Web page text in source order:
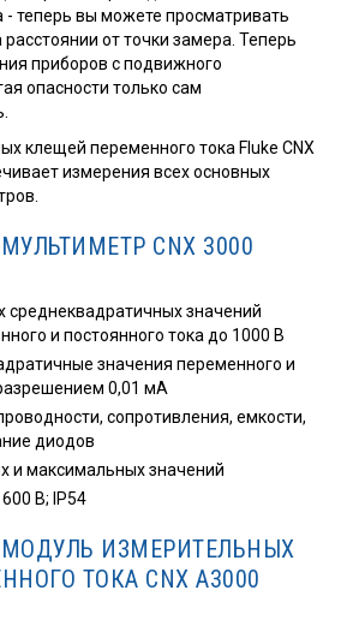
- теперь вы можете просматривать
от точки замера. Теперь
приборов с подвижного
опасности только сам
клещей переменного тока Fluke CNX
измерения всех основных
CNX 3000
среднеквадратичных значений
и постоянного тока до 1000 В
значения переменного и
0,01 мА
сопротивления, емкости,
диодов
и максимальных значений
600 В; IP54
ИЗМЕРИТЕЛЬНЫХ
ТОКА CNX A3000